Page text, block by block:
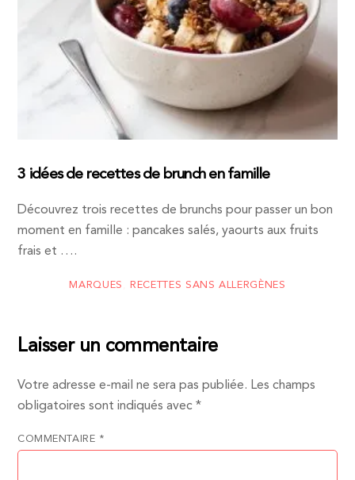
3 idées de recettes de brunch en famille
Découvrez trois recettes de brunchs pour passer un bon
moment en famille : pancakes salés, yaourts aux fruits
frais et ….
MARQUES RECETTES SANS ALLERGÈNES
Laisser un commentaire
Votre adresse e-mail ne sera pas publiée. Les champs
obligatoires sont indiqués avec*
COMMENTAIRE *